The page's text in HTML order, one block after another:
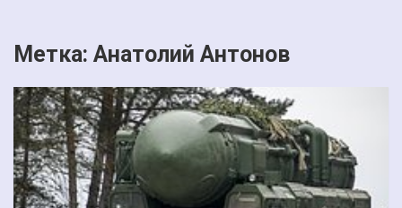
Метка: Анатолий Антонов